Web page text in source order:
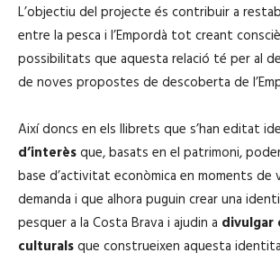
L’objectiu del projecte és contribuir a
entre la pesca i l’Empordà tot creant
possibilitats que aquesta relació té per al
de noves propostes de descoberta de
Així doncs en els llibrets que s’han editat
d’interèsque, basats en el patrimoni,
base d’activitat econòmica en moments de
demanda i que alhora puguin crear una
pesquer a la Costa Brava i ajudin a divulgar
culturalsque construeixen aquesta